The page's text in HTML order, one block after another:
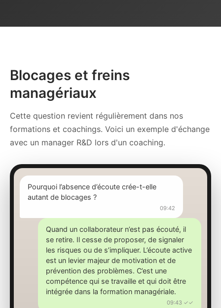
Blocages et freins
managériaux
Cette question revient régulièrement dans nos
formations et coachings. Voici un exemple d'échange
avec un manager R&D lors d'un coaching.
Pourquoi l’absence d’écoute crée-t-elle
autant de blocages ?
09:42
Quand un collaborateur n’est pas écouté, il
se retire. Il cesse de proposer, de signaler
les risques ou de s’impliquer. L’écoute active
est un levier majeur de motivation et de
prévention des problèmes. C’est une
compétence qui se travaille et qui doit être
intégrée dans la formation managériale.
09:43 ✓✓